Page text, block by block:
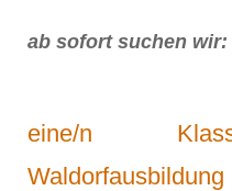
ab sofort suchen wir:
eine/n
Waldorfausbildung